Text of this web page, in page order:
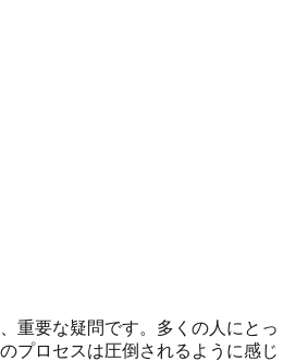
重要な疑問です。多くの人にとっ
プロセスは圧倒されるように感じ